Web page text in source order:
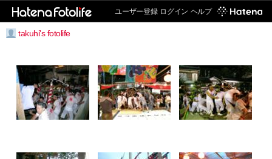
ユーザー登録 ログイン ヘルプ
takuhi's fotolife